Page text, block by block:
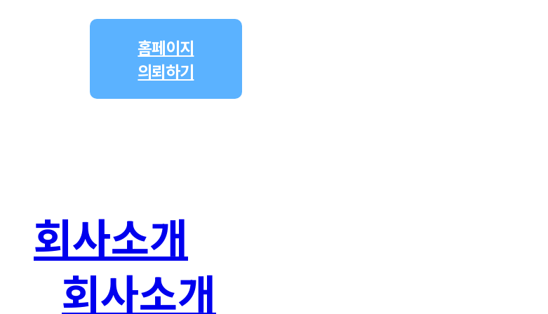
홈페이지
의뢰하기
회사소개
회사소개